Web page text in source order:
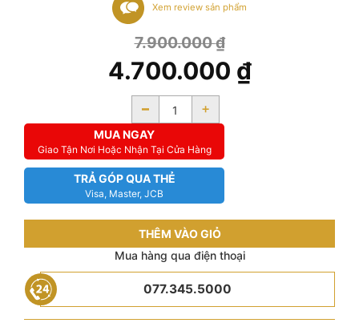
Xem review sản phẩm
7.900.000₫
4.700.000 ₫
- +
MUA NGAY
Giao Tận Nơi Hoặc Nhận Tại Cửa Hàng
TRẢ GÓP QUA THẺ
Visa, Master, JCB
THÊM VÀO GIỎ
Mua hàng qua điện thoại
077.345.5000